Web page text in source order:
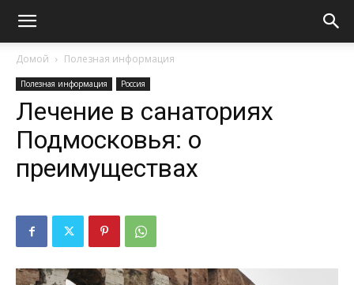
Домой Полезная информация
Полезная информация Россия
Лечение в санаториях
Подмосковья: о
преимуществах